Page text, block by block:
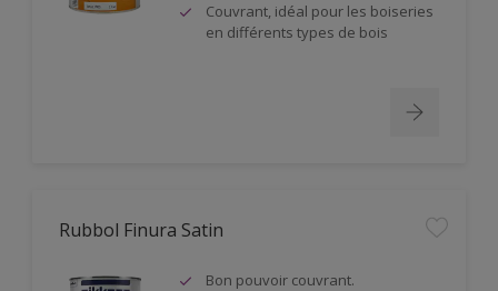
Couvrant, idéal pour les boiseries
en différents types de bois
Rubbol Finura Satin
Bon pouvoir couvrant.